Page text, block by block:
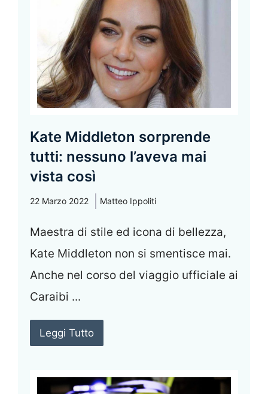
Kate Middleton sorprende
tutti: nessuno l’aveva mai
vista così
22 Marzo 2022 Matteo Ippoliti
Maestra di stile ed icona di bellezza,
Kate Middleton non si smentisce mai.
Anche nel corso del viaggio ufficiale ai
Caraibi ...
Leggi Tutto